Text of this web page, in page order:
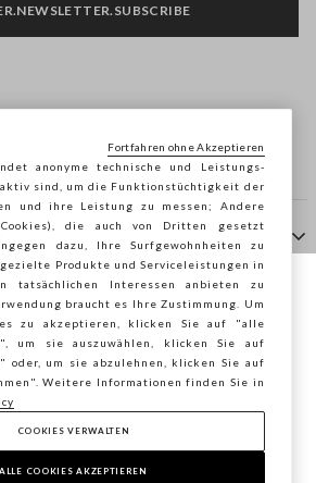
S.p.A. MwSt.-Nr. 04240010274 - Kap.
Kap. 290.923.470 -2.4.0
Seite von STEFANEL
Sie Ihren Standort
BESTÄTIGEN
anonyme technische und Leistungs-
sind, um die Funktionstüchtigkeit der
und ihre Leistung zu messen; Andere
Cookies), die auch von Dritten gesetzt
dazu, Ihre Surfgewohnheiten zu
Produkte und Serviceleistungen in
tatsächlichen Interessen anbieten zu
braucht es Ihre Zustimmung. Um
zu akzeptieren, klicken Sie auf "alle
um sie auszuwählen, klicken Sie auf
oder, um sie abzulehnen, klicken Sie auf
Weitere Informationen finden Sie in
COOKIES VERWALTEN
ALLE COOKIES AKZEPTIEREN
Fortfahren ohne Akzeptieren